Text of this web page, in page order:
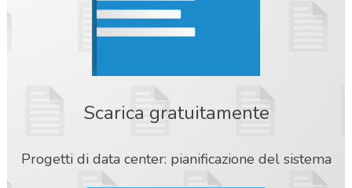
Scarica gratuitamente
Progetti di data center: pianificazione del sistema